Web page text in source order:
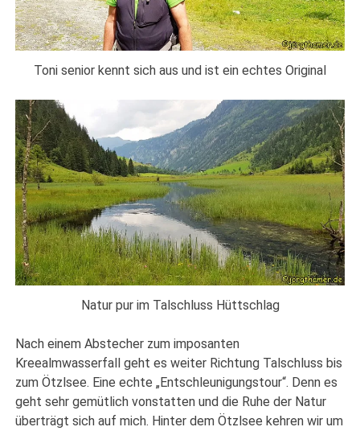
Toni senior kennt sich aus und ist ein echtes Original
Natur pur im Talschluss Hüttschlag
Nach einem Abstecher zum imposanten
Kreealmwasserfall geht es weiter Richtung Talschluss bis
zum Ötzlsee. Eine echte „Entschleunigungstour“. Denn es
geht sehr gemütlich vonstatten und die Ruhe der Natur
überträgt sich auf mich. Hinter dem Ötzlsee kehren wir um